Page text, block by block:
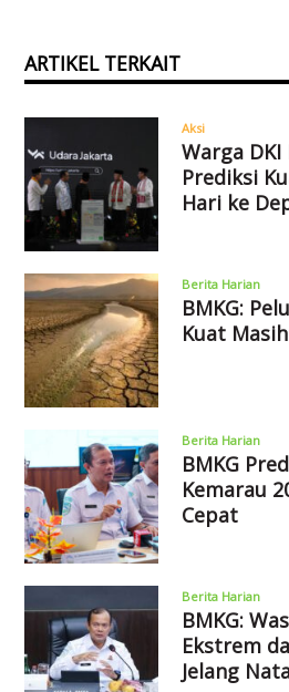
ARTIKEL TERKAIT
Aksi
Warga DKI
Prediksi
Hari ke
Berita Harian
BMKG:
Kuat
Berita Harian
BMKG
Kemarau
Cepat
Berita Harian
BMKG:
Ekstrem
Jelang